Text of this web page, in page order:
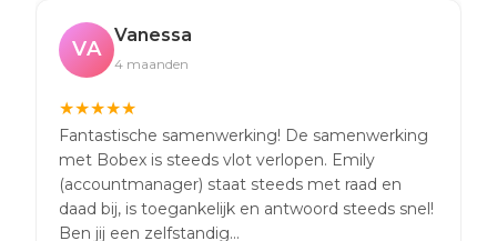
VA
Vanessa
4 maanden
★★★★★
Fantastische samenwerking! De samenwerking
met Bobex is steeds vlot verlopen. Emily
(accountmanager) staat steeds met raad en
daad bij, is toegankelijk en antwoord steeds snel!
Ben jij een zelfstandig...